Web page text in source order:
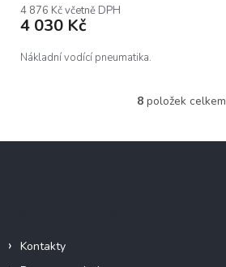
4 876 Kč včetně DPH
4 030 Kč
Nákladní vodící pneumatika.
O
l
8 položek celkem
Kontakty